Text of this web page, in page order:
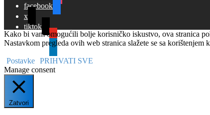
facebook
x
tiktok
youtube
linkedin
Kako bi vam omogućili bolje korisničko iskustvo, ova stranica
Nastavkom pregleda ovih web stranica slažete se sa korištenjem
Postavke PRIHVATI SVE
Manage consent
Zatvori